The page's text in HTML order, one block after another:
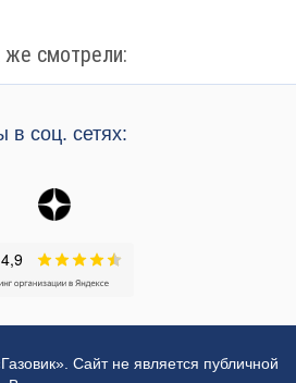
же смотрели:
в соц. сетях:
Сайт не является публичной